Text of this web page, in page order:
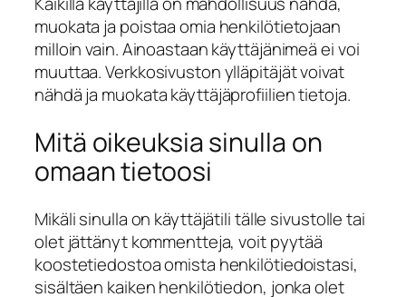
muokata ja poistaa omia henkilötietojaan
milloin vain. Ainoastaan käyttäjänimeä ei voi
muuttaa. Verkkosivuston ylläpitäjät voivat
nähdä ja muokata käyttäjäprofiilien tietoja.
Mitä oikeuksia sinulla on
omaan tietoosi
Mikäli sinulla on käyttäjätili tälle sivustolle tai
olet jättänyt kommentteja, voit pyytää
koostetiedostoa omista henkilötiedoistasi,
sisältäen kaiken henkilötiedon, jonka olet